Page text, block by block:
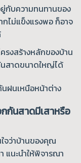
กับความทนทานของ
กไม่แข็งแรงพอ ก็อาจ
รงสร้างหลักของบ้าน
นสาดขนาดใหญ่ได้
กันสาดมีเสาหรือ
จว่าบ้านของคุณ
แนะนำให้พิจารณา